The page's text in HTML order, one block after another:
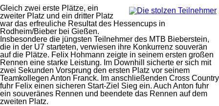
Gleich zwei erste Plätze, ein
zweiter Platz und ein dritter Platz
war das erfreuliche Resultat des Hessencups in
Rodheim/Bieber bei Gießen.
Insbesondere die jüngsten Teilnehmer des MTB Bieberstein,
die in der U7 starteten, verwiesen ihre Konkurrenz souverän
auf die Plätze. Felix Hohmann zeigte in seinem ersten großen
Rennen eine starke Leistung. Im Downhill sicherte er sich mit
zwei Sekunden Vorsprung den ersten Platz vor seinem
Teamkollegen Anton Franck. Im anschließenden Cross Country
fuhr Felix einen sicheren Start-Ziel Sieg ein. Auch Anton fuhr
ein souveränes Rennen und beendete das Rennen auf dem
zweiten Platz.